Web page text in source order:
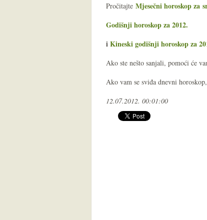
Pročitajte Mjesečni horoskop za
Godišnji horoskop za 2012.
iKineski godišnji horoskop za
Ako ste nešto sanjali, pomoći će
Ako vam se sviđa dnevni
12.07.2012. 00:01:00